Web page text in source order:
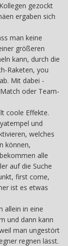
gezockt
ergaben sich
man keine
größeren
kann, durch die
Raketen, you
Mit dabei -
oder Team-
coole Effekte.
und
welches
können,
alle
auf die Suche
first come,
ist es etwas
allein in eine
und dann kann
man ungestört
regnen lässt.